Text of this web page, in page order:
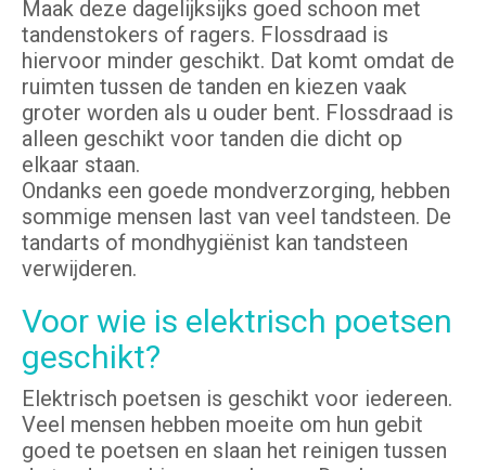
Maak deze dagelijksijks goed schoon met
tandenstokers of ragers. Flossdraad is
hiervoor minder geschikt. Dat komt omdat de
ruimten tussen de tanden en kiezen vaak
groter worden als u ouder bent. Flossdraad is
alleen geschikt voor tanden die dicht op
elkaar staan.
Ondanks een goede mondverzorging, hebben
sommige mensen last van veel tandsteen. De
tandarts of mondhygiënist kan tandsteen
verwijderen.
Voor wie is elektrisch poetsen
geschikt?
Elektrisch poetsen is geschikt voor iedereen.
Veel mensen hebben moeite om hun gebit
goed te poetsen en slaan het reinigen tussen